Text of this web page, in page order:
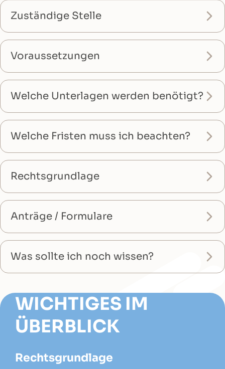
Zuständige Stelle
Voraussetzungen
Welche Unterlagen werden benötigt?
Welche Fristen muss ich beachten?
Rechtsgrundlage
Anträge / Formulare
Was sollte ich noch wissen?
WICHTIGES IM
ÜBERBLICK
Rechtsgrundlage